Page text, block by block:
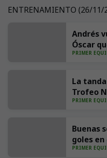
ENTRENAMIENTO (26/11/
Andrés
Óscar
Aúpa
PRIMER
La
Trofeo
PRIMER
Buenas
goles
Sporting
PRIMER